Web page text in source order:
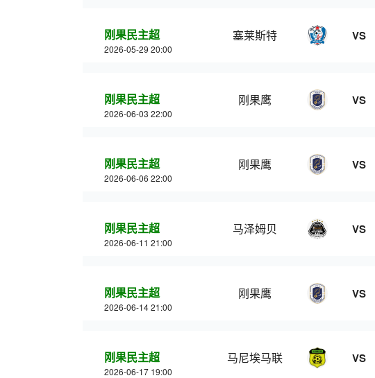
刚果民主超
2026-05-29 20:00
塞莱斯特 VS
刚果民主超
2026-06-03 22:00
刚果鹰 VS
刚果民主超
2026-06-06 22:00
刚果鹰 VS
刚果民主超
2026-06-11 21:00
马泽姆贝 VS
刚果民主超
2026-06-14 21:00
刚果鹰 VS
刚果民主超
2026-06-17 19:00
马尼埃马联 VS